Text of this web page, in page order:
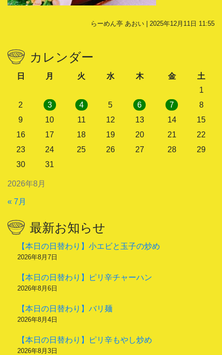
らーめん亭 あおい | 2025年12月11日 11:55
カレンダー
2026年8月
日 月 火 水 木 金
土
1
2
3 4 5 6 7
8
9
10 11 12 13 14
15
16
17 18 19 20 21
22
23
24 25 26 27 28
29
30
31
« 7月
最新お知らせ
【本日の日替わり】小エビと玉子の炒め
2026年8月7日
【本日の日替わり】ピリ辛チャーハン
2026年8月6日
【本日の日替わり】バリ麺
2026年8月4日
【本日の日替わり】ピリ辛もやし炒め
2026年8月3日